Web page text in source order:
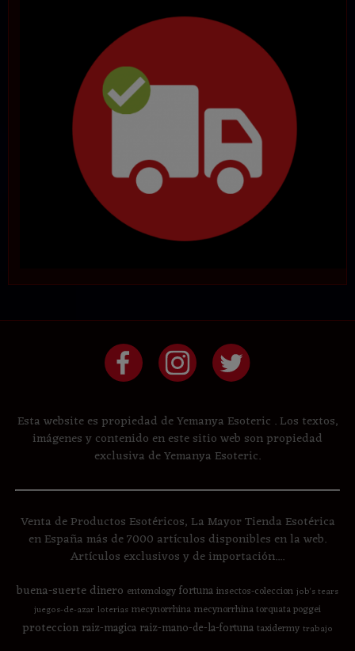
Esta website es propiedad de Yemanya Esoteric . Los textos,
imágenes y contenido en este sitio web son propiedad
exclusiva de Yemanya Esoteric.
Venta de Productos Esotéricos, La Mayor Tienda Esotérica
en España más de 7000 artículos disponibles en la web.
Artículos exclusivos y de importación....
buena-suertedinero entomologyfortunainsectos-coleccion job's tears
juegos-de-azar loterias mecynorrhinamecynorrhina torquata poggei
proteccion raiz-magica raiz-mano-de-la-fortunataxidermy trabajo